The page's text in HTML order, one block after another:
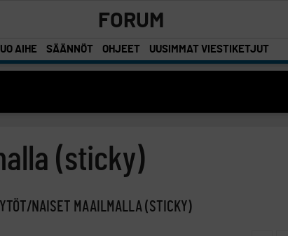
FORUM
AIHE SÄÄNNÖT OHJEET UUSIMMAT VIESTIKETJUT
(sticky)
NAISET MAAILMALLA (STICKY)